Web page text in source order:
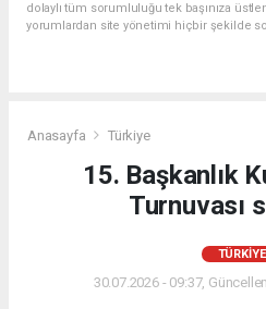
dolaylı tüm sorumluluğu tek başınıza
yorumlardan site yönetimi hiçbir şekilde
Anasayfa Türkiye
15. Başkanlık
Turnuvası
TÜRKIYE
30.07.2026 - 09:37,